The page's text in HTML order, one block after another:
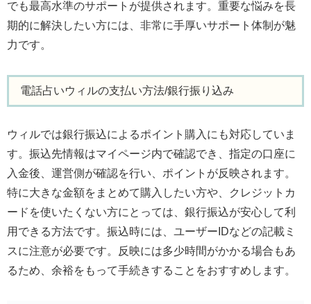
でも最高水準のサポートが提供されます。重要な悩みを長
期的に解決したい方には、非常に手厚いサポート体制が魅
力です。
電話占いウィルの支払い方法/銀行振り込み
ウィルでは銀行振込によるポイント購入にも対応していま
す。振込先情報はマイページ内で確認でき、指定の口座に
入金後、運営側が確認を行い、ポイントが反映されます。
特に大きな金額をまとめて購入したい方や、クレジットカ
ードを使いたくない方にとっては、銀行振込が安心して利
用できる方法です。振込時には、ユーザーIDなどの記載ミ
スに注意が必要です。反映には多少時間がかかる場合もあ
るため、余裕をもって手続きすることをおすすめします。